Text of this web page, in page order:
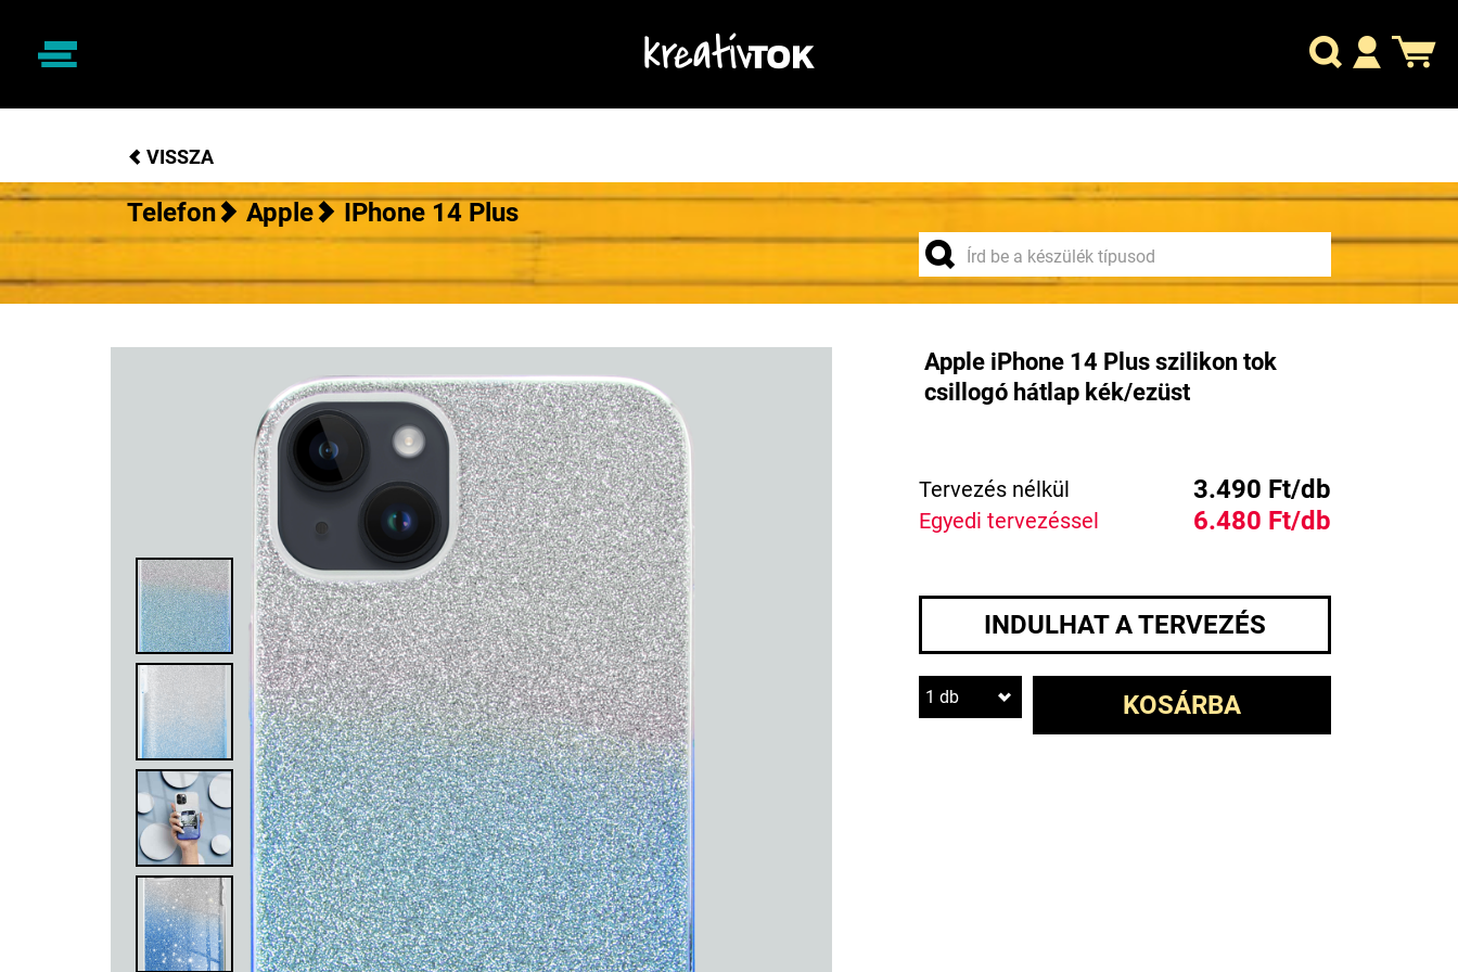
VISSZA
Telefon Apple IPhone 14 Plus
Apple iPhone 14 Plus szilikon tok
csillogó hátlap kék/ezüst
Tervezés nélkül 3.490 Ft/db
Egyedi tervezéssel 6.480 Ft/db
INDULHAT A TERVEZÉS
1 db KOSÁRBA